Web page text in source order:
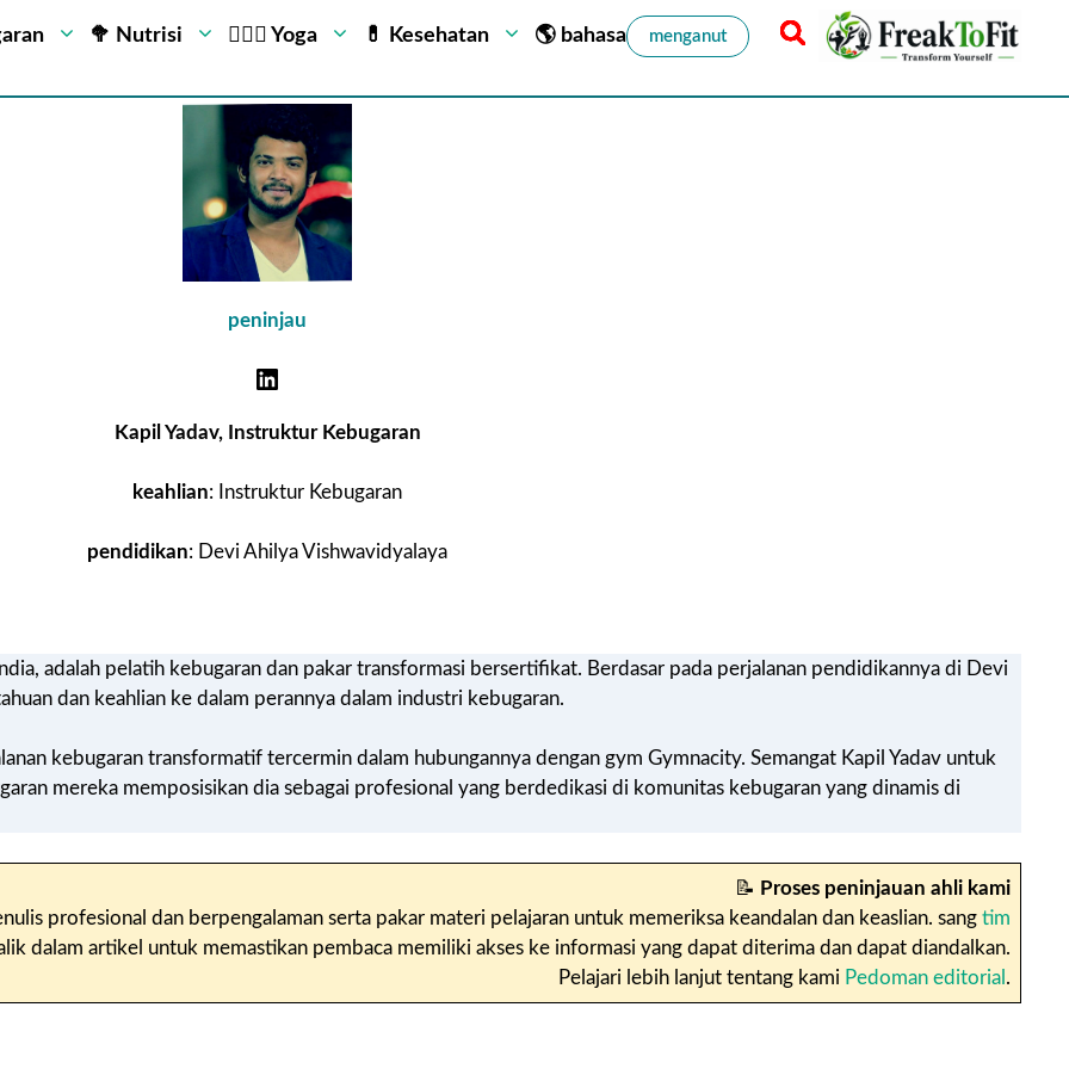
🥦 Nutrisi 🧘🏻‍♂️ Yoga 💊 Kesehatan 🌎 bahasa menganut
peninjau
Kapil Yadav, Instruktur Kebugaran
keahlian: Instruktur Kebugaran
pendidikan: Devi Ahilya Vishwavidyalaya
adalah pelatih kebugaran dan pakar transformasi bersertifikat. Berdasar pada perjalanan pendidikannya di Devi
dan keahlian ke dalam perannya dalam industri kebugaran.
kebugaran transformatif tercermin dalam hubungannya dengan gym Gymnacity. Semangat Kapil Yadav untuk
mereka memposisikan dia sebagai profesional yang berdedikasi di komunitas kebugaran yang dinamis di
📝 Proses peninjauan ahli kami
profesional dan berpengalaman serta pakar materi pelajaran untuk memeriksa keandalan dan keaslian. sang tim
dalam artikel untuk memastikan pembaca memiliki akses ke informasi yang dapat diterima dan dapat diandalkan.
Pelajari lebih lanjut tentang kami Pedoman editorial .